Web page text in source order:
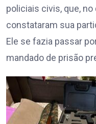
policiais civis, que,
constataram sua
Ele se fazia passar
mandado de prisão